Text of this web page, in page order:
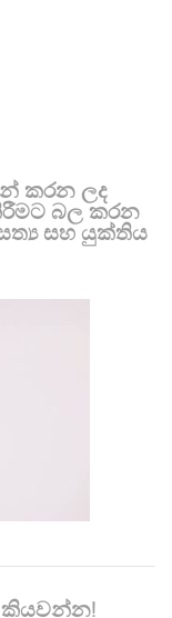
කරන ලද
බල කරන
සහ යුක්තිය
කියවන්න!